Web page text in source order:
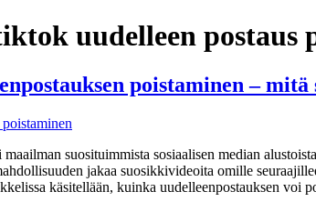
uudelleen postaus
poistaminen – mitä
suosituimmista sosiaalisen median
jakaa suosikkivideoita omille
käsitellään, kuinka uudelleenpostauksen voi